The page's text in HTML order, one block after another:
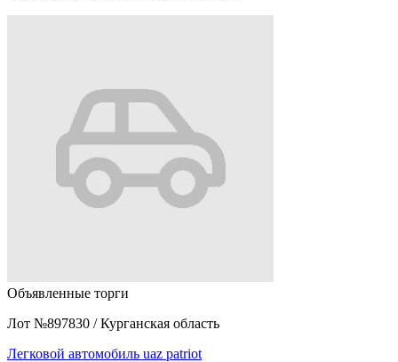
Объявленные торги
Лот №897830 / Курганская область
Легковой автомобиль uaz patriot